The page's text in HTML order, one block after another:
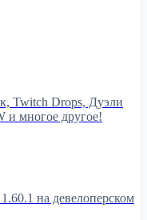
Twitch Drops, Дуэли
и многое другое!
на девелоперском